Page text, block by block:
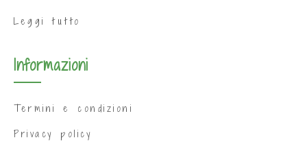
Leggi tutto
Informazioni
Termini e condizioni
Privacy policy